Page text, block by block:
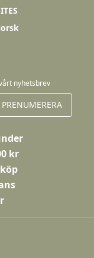
nyhetsbrev
PRENUMERERA
kr